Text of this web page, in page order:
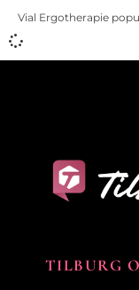
Vial Ergotherapie
TILBURG